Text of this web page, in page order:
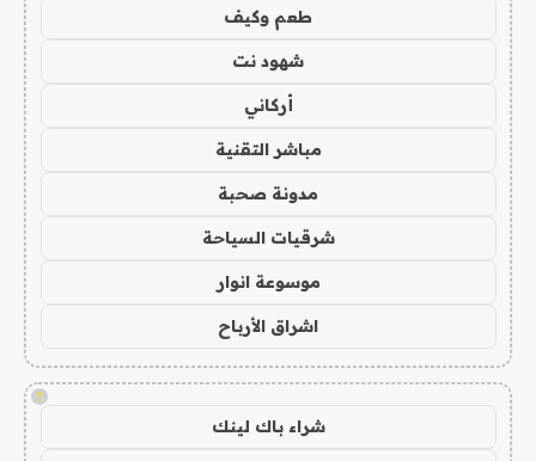
طعم وكيف
شهود نت
أركاني
مباشر التقنية
مدونة صحبة
شرقيات السياحة
موسوعة انوار
اشراق الأرباح
!
شراء باك لينك